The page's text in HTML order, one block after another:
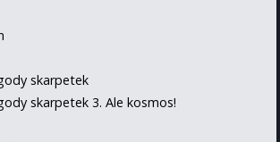
skarpetek
skarpetek 3. Ale kosmos!